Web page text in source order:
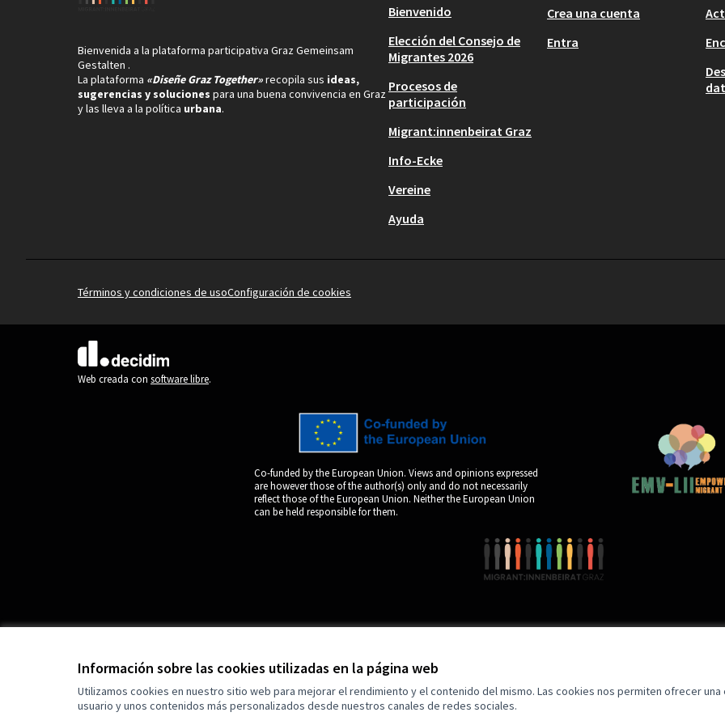
Información sobre las cookies utilizadas en la página web
Utilizamos cookies en nuestro sitio web para mejorar el rendimiento y el contenido del mismo. Las cookies nos permiten ofrecer una
usuario y unos contenidos más personalizados desde nuestros canales de redes sociales.
Bienvenida a la plataforma participativa Graz Gemeinsam
Gestalten .
La plataforma «Diseñe Graz Together»recopila sus ideas,
sugerencias y soluciones para una buena convivencia en Graz
y las lleva a la política urbana.
Bienvenido
Elección del Consejo de
Migrantes 2026
Procesos de
participación
Migrant:innenbeirat Graz
Info-Ecke
Vereine
Ayuda
Crea una cuenta
Entra
Términos y condiciones de usoConfiguración de cookies
(Enlace externo)
Web creada con software libre.
Co-funded by the European Union. Views and opinions expressed
are however those of the author(s) only and do not necessarily
reflect those of the European Union. Neither the European Union
can be held responsible for them.